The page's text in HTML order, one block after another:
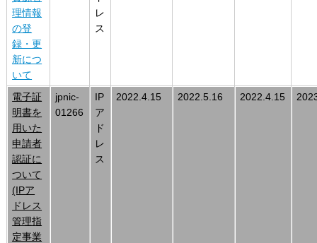
理情報
の登
録・更
新につ
いて
レ
ス
電子証
明書を
用いた
申請者
認証に
ついて
(IPア
ドレス
管理指
定事業
jpnic-
01266
IP
ア
ド
レ
ス
2022.4.15 2022.5.16 2022.4.15